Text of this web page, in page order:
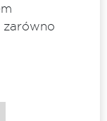
zarówno